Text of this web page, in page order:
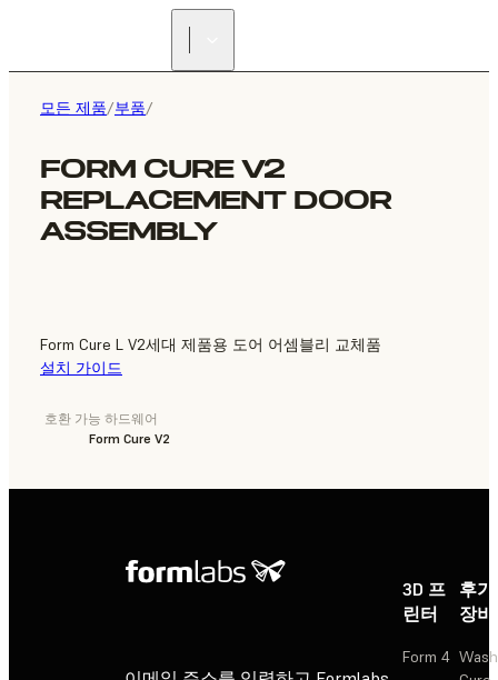
모든 제품/부품/
FORM CURE V2
REPLACEMENT DOOR
ASSEMBLY
Form Cure L V2세대 제품용 도어 어셈블리 교체품
설치 가이드
호환 가능 하드웨어
Form Cure V2
3D 프
린터
Form 4
후
장비